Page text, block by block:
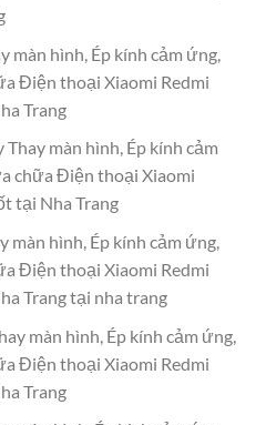
màn hình, Ép kính cảm ứng,
Điện thoại Xiaomi Redmi
Trang
màn hình, Ép kính cảm
chữa Điện thoại Xiaomi
tại Nha Trang
màn hình, Ép kính cảm ứng,
Điện thoại Xiaomi Redmi
Trang tại nha trang
màn hình, Ép kính cảm ứng,
Điện thoại Xiaomi Redmi
Trang